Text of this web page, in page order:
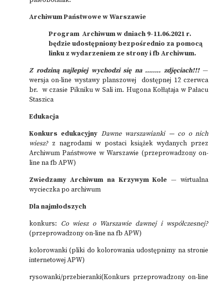
Archiwum Państwowe w Warszawie
Program Archiwum w dniach 9-11.06.2021 r.
będzie udostępniony bezpośrednio za pomocą
linku z wydarzeniem ze strony i fb Archiwum.
Z rodziną najlepiej wychodzi się na …….. zdjęciach!!!—
wersja on-line wystawy planszowej dostępnej 12 czerwca
br. w czasie Pikniku w Sali im. Hugona Kołłątaja w Pałacu
Staszica
Edukacja
Konkurs edukacyjny Dawne warszawianki — co o nich
wiesz?z nagrodami w postaci książek wydanych przez
Archiwum Państwowe w Warszawie (przeprowadzony on-
line na fb APW)
Zwiedzamy Archiwum na Krzywym Kole — wirtualna
wycieczka po archiwum
Dla najmłodszych
konkurs: Co wiesz o Warszawie dawnej i współczesnej?
(przeprowadzony on-line na fb APW)
kolorowanki (pliki do kolorowania udostępnimy na stronie
internetowej APW)
rysowanki/przebieranki(Konkurs przeprowadzony on-line